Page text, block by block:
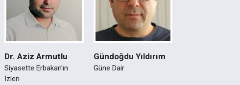
Dr. Aziz Armutlu
Siyasette Erbakan'ın
İzleri
Gündoğdu Yıldırım
Güne Dair